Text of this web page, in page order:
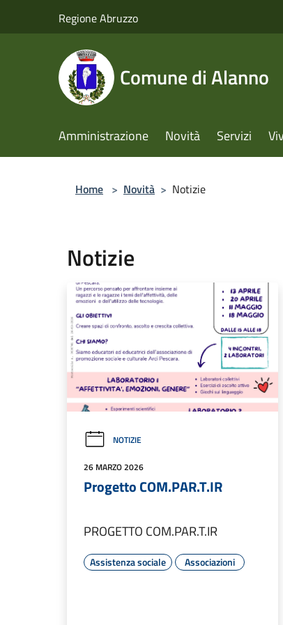
Regione Abruzzo
Comune di Alanno
Amministrazione Novità Servizi
Home > Novità > Notizie
Notizie
NOTIZIE
26 MARZO 2026
Progetto COM.PAR.T.IR
PROGETTO COM.PAR.T.IR
Assistenza sociale Associazioni